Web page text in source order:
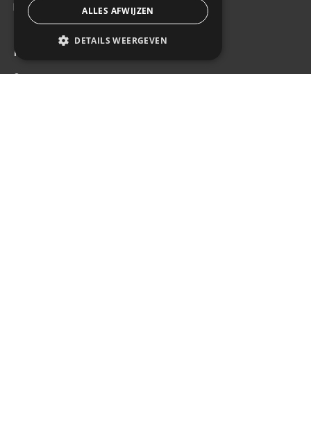
info@rrparts.nl
Klantenservice
Over ons
ALLES AFWIJZEN
DETAILS WEERGEVEN